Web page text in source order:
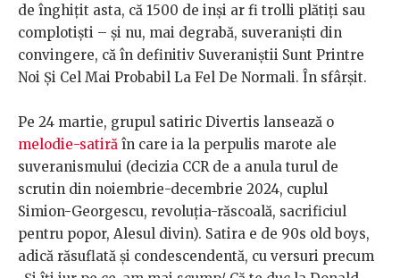
de înghițit asta, că 1500 de inși ar fi trolli plătiți sau
complotiști – și nu, mai degrabă, suveraniști din
convingere, că în definitiv Suveraniștii Sunt Printre
Noi Și Cel Mai Probabil La Fel De Normali. În sfârșit.
Pe 24 martie, grupul satiric Divertis lansează o
melodie-satiră în care ia la perpulis marote ale
suveranismului (decizia CCR de a anula turul de
scrutin din noiembrie-decembrie 2024, cuplul
Simion-Georgescu, revoluția-răscoală, sacrificiul
pentru popor, Alesul divin). Satira e de 90s old boys,
adică răsuflată și condescendentă, cu versuri precum